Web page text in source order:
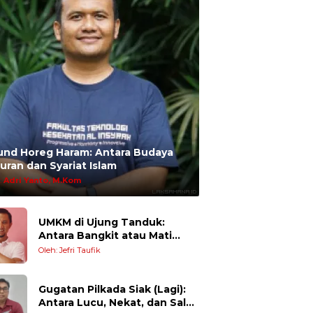
Horeg Haram: Antara Budaya
dan Syariat Islam
Adri Yanto, M.Kom
UMKM di Ujung Tanduk:
Antara Bangkit atau Mati
Pelan-Pelan
Oleh: Jefri Taufik
Gugatan Pilkada Siak (Lagi):
Antara Lucu, Nekat, dan Salah